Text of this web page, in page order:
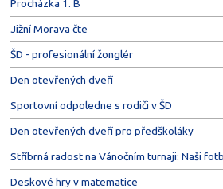
Procházka 1. B
Jižní Morava čte
ŠD - profesionální žonglér
Den otevřených dveří
Sportovní odpoledne s rodiči v ŠD
Den otevřených dveří pro předškoláky
Stříbrná radost na Vánočním turnaji: Naši
Deskové hry v matematice